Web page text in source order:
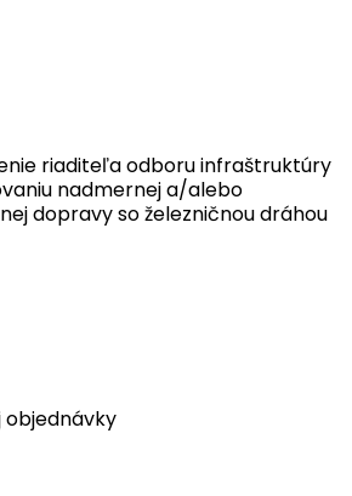
riaditeľa odboru infraštruktúry
nadmernej a/alebo
dopravy so železničnou dráhou